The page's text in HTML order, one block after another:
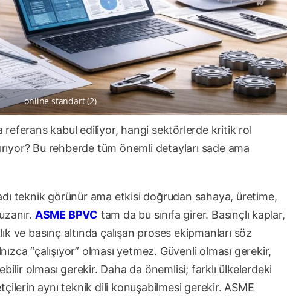
online standart (2)
referans kabul ediliyor, hangi sektörlerde kritik rol
Bu rehberde tüm önemli detayları sade ama
teknik görünür ama etkisi doğrudan sahaya, üretime,
ASME BPVC tam da bu sınıfa girer. Basınçlı kaplar,
ve basınç altında çalışan proses ekipmanları söz
“çalışıyor” olması yetmez. Güvenli olması gerekir,
olması gerekir. Daha da önemlisi; farklı ülkelerdeki
aynı teknik dili konuşabilmesi gerekir. ASME